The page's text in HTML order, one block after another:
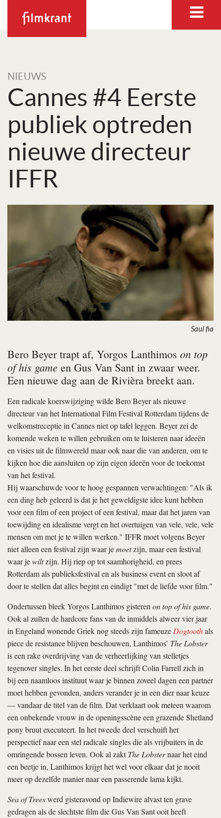
NIEUWS
Cannes #4 Eerste
publiek optreden
nieuwe directeur
IFFR
Saul fia
Bero Beyer trapt af, Yorgos Lanthimos on top
of his game en Gus Van Sant in zwaar weer.
Een nieuwe dag aan de Rivièra breekt aan.
Een radicale koerswijziging wilde Bero Beyer als nieuwe
directeur van het International Film Festival Rotterdam tijdens de
welkomstreceptie in Cannes niet op tafel leggen. Beyer zei de
komende weken te willen gebruiken om te luisteren naar ideeën
en visies uit de filmwereld maar ook naar die van anderen, om te
kijken hoe die aansluiten op zijn eigen ideeën voor de toekomst
van het festival.
Hij waarschuwde voor te hoog gespannen verwachtingen: "Als ik
een ding heb geleerd is dat je het geweldigste idee kunt hebben
voor een film of een project of een festival, maar dat het jaren van
toewijding en idealisme vergt en het overtuigen van vele, vele, vele
mensen om met je te willen werken." IFFR moet volgens Beyer
niet alleen een festival zijn waar jemoetzijn, maar een festival
waar jewiltzijn. Hij riep op tot saamhorigheid, en prees
Rotterdam als publieksfestival en als business event en sloot af
door te stellen dat alles begint en eindigt "met de liefde voor film."
Ondertussen bleek Yorgos Lanthimos gisterenon top of his game.
Ook al zullen de hardcore fans van de inmiddels alweer vier jaar
in Engeland wonende Griek nog steeds zijn fameuzeDogtoothals
piece de resistance blijven beschouwen, Lanthimos’ The Lobster
is een rake overdrijving van de verheerlijking van stelletjes
tegenover singles. In het eerste deel schrijft Colin Farrell zich in
bij een naamloos instituut waar je binnen zoveel dagen een partner
moet hebben gevonden, anders verander je in een dier naar keuze
— vandaar de titel van de film. Dat verklaart ook meteen waarom
een onbekende vrouw in de openingsscène een grazende Shetland
pony bruut executeert. In het tweede deel verschuift het
perspectief naar een stel radicale singles die als vrijbuiters in de
omringende bossen leven. Ook al zaktThe Lobsternaar het eind
een beetje in, Lanthimos krijgt het wel voor elkaar dat je nooit
meer op dezelfde manier naar een passerende lama kijkt.
Sea of Treeswerd gisteravond op Indiewire alvast ten grave
gedragen als de slechtste film die Gus Van Sant ooit heeft